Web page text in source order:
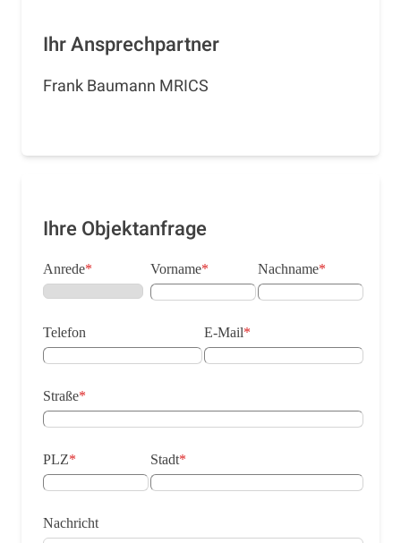
Ihr Ansprechpartner
Frank Baumann MRICS
Ihre Objektanfrage
Anrede* Vorname* Nachname*
Telefon E-Mail*
Straße*
PLZ* Stadt*
Nachricht